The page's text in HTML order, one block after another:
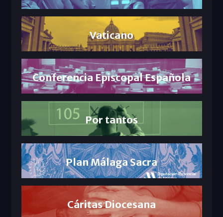
Vaticano
Conferencia Episcopal Española
Por tantos
Plan Málaga Sacra
Cáritas Diocesana